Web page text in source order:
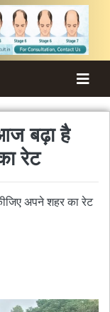
बढ़ा है
रेट
अपने शहर का रेट